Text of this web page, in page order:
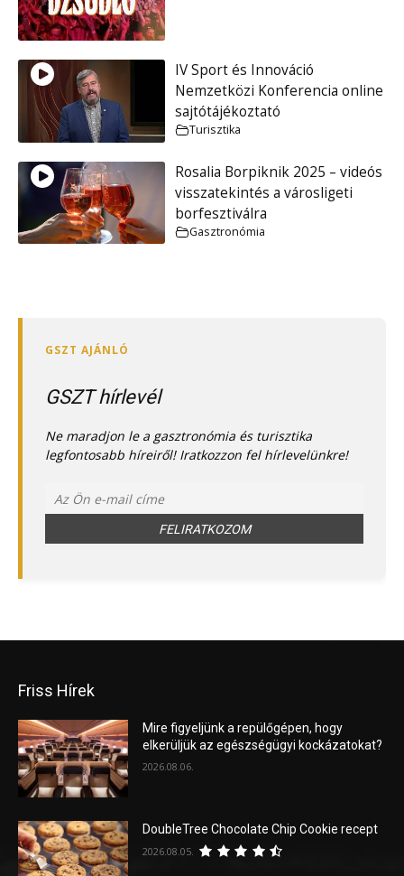
IV Sport és Innováció
Nemzetközi Konferencia online
sajtótájékoztató
Turisztika
Rosalia Borpiknik 2025 – videós
visszatekintés a városligeti
borfesztiválra
Gasztronómia
GSZT hírlevél
Ne maradjon le a gasztronómia és turisztika
legfontosabb híreiről! Iratkozzon fel hírlevelünkre!
Friss Hírek
Mire figyeljünk a repülőgépen, hogy
elkerüljük az egészségügyi kockázatokat?
2026.08.06.
DoubleTree Chocolate Chip Cookie recept
2026.08.05.